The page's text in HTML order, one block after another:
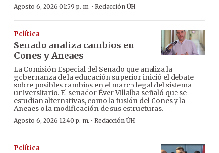
Agosto 6, 2026 01:59 p. m. · Redacción ÚH
Política
Senado analiza cambios en
Cones y Aneaes
La Comisión Especial del Senado que analiza la
gobernanza de la educación superior inició el debate
sobre posibles cambios en el marco legal del sistema
universitario. El senador Éver Villalba señaló que se
estudian alternativas, como la fusión del Cones y la
Aneaes o la modificación de sus estructuras.
Agosto 6, 2026 12:40 p. m. · Redacción ÚH
Política